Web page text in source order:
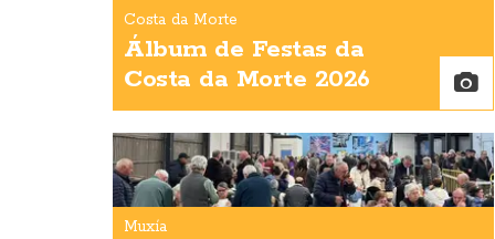
Costa da Morte
Álbum de Festas da
Costa da Morte 2026
Muxía